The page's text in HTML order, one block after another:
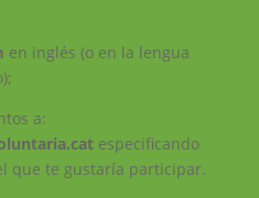
en inglés (o en la lengua
a:
especificando
que te gustaría participar.